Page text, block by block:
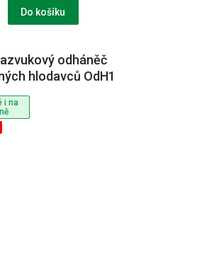
Do košíku
i na
odháněč
hlodavců OdH1
"tichý"